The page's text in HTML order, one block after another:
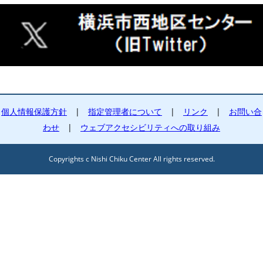
個人情報保護方針 | 指定管理者について | リンク | お問い合
わせ | ウェブアクセシビリティへの取り組み
Copyrights c Nishi Chiku Center All rights reserved.